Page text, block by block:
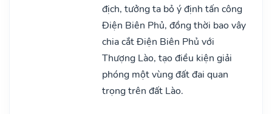
địch, tưởng ta bỏ ý định tấn công
Điện Biên Phủ, đồng thời bao vây
chia cắt Điện Biên Phủ với
Thượng Lào, tạo điều kiện giải
phóng một vùng đất đai quan
trọng trên đất Lào.